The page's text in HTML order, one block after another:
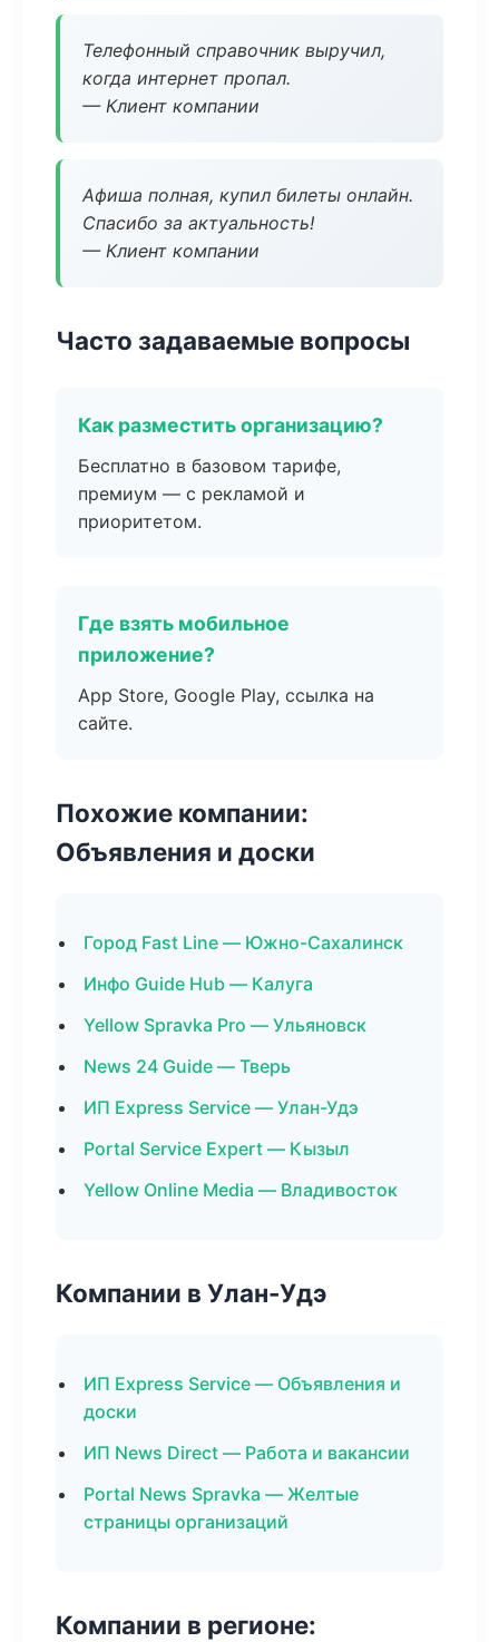
Телефонный справочник выручил,
когда интернет пропал.
— Клиент компании
Афиша полная, купил билеты онлайн.
Спасибо за актуальность!
— Клиент компании
Часто задаваемые вопросы
Как разместить организацию?
Бесплатно в базовом тарифе,
премиум — с рекламой и
приоритетом.
Где взять мобильное
приложение?
App Store, Google Play, ссылка на
сайте.
Похожие компании:
Объявления и доски
Город Fast Line — Южно-Сахалинск
Инфо Guide Hub — Калуга
Yellow Spravka Pro — Ульяновск
News 24 Guide — Тверь
ИП Express Service — Улан-Удэ
Portal Service Expert — Кызыл
Yellow Online Media — Владивосток
Компании в Улан-Удэ
ИП Express Service — Объявления и
доски
ИП News Direct — Работа и вакансии
Portal News Spravka — Желтые
страницы организаций
Компании в регионе: